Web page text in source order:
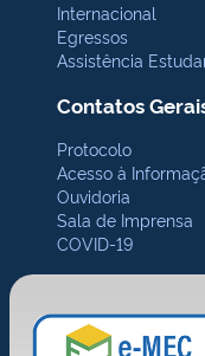
Internacional
Egressos
Assistência
Contatos
Protocolo
Acesso à
Ouvidoria
Sala de Imprensa
COVID-19